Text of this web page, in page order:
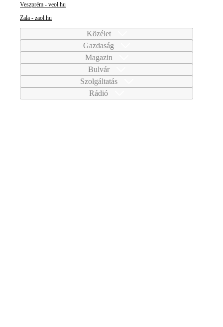
Veszprém - veol.hu
Zala - zaol.hu
Közélet
Gazdaság
Magazin
Bulvár
Szolgáltatás
Rádió